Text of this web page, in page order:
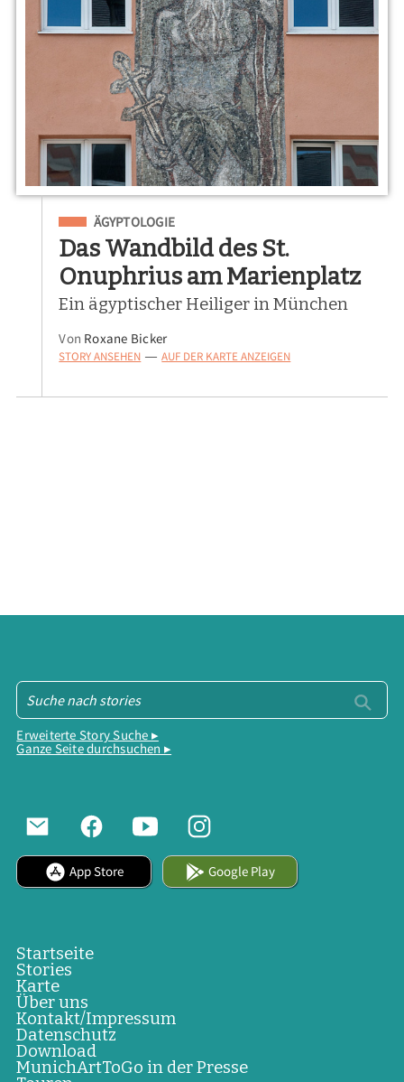
Eingeordnet unter
ÄGYPTOLOGIE
Das Wandbild des St.
Onuphrius am Marienplatz
Ein ägyptischer Heiliger in München
Von Roxane Bicker
STORY ANSEHEN — AUF DER KARTE ANZEIGEN
Erweiterte Story Suche ▸
Ganze Seite durchsuchen ▸
App Store Google Play
Startseite
Stories
Karte
Über uns
Kontakt/Impressum
Datenschutz
Download
MunichArtToGo in der Presse